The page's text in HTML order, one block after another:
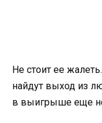
Не стоит ее
найдут выход из
в выигрыше еще не